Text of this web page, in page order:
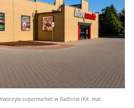
supermarket w Radlinie (fot. mat.